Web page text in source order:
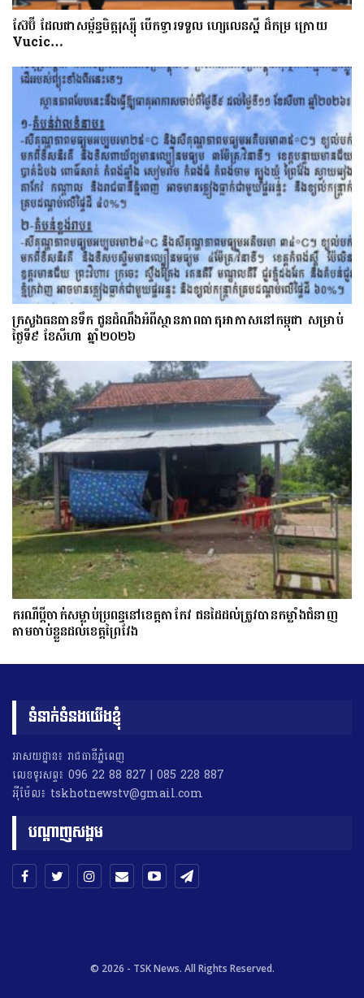
ស៊ែប៊ី​ ដែល​ជា​សម្ព័ន្ធមិត្តរុស្ស៊ី បើក​ទ្វារទទួល​ ហ្សេលេនស្គី​​ ដ៏​កម្រ ក្រោយ
Vucic…
ក្រសួងធនធានទឹក ជូនដំណឹងអំពីស្ថានភាពធាតុអាកាសនៅកម្ពុជា សម្រាប់
ថ្ងៃទី៩ ខែសីហា ឆ្នាំ២០២៦
ករណីប្ដីចាក់សម្លាប់ប្រពន្ធនៅខេត្តតាកែវ ជនដៃដល់ត្រូវបានកម្លាំងជំនាញ
តាមចាប់ខ្លួនដល់ខេត្តព្រៃវែង
ទំនាក់ទំនងយើងខ្ញុំ
អាសយដ្ឋាន៖ រាជធានីភ្នំពេញ
លេខទូរសព្ទ៖ 096 22 88 827 | 085 228 887
អុីម៉ែល៖ tskhotnewstv@gmail.com
បណ្តាញសង្គម
© 2026 - TSK News. All Rights Reserved.